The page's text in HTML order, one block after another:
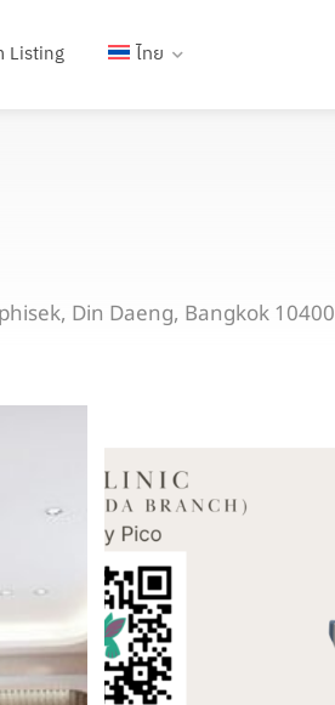
Listing ไทย
Din Daeng, Bangkok 10400